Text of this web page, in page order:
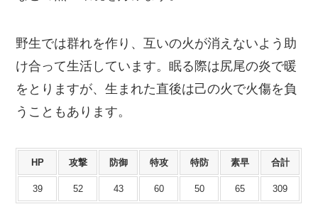
野生では群れを作り、互いの火が消えないよう助
け合って生活しています。眠る際は尻尾の炎で暖
をとりますが、生まれた直後は己の火で火傷を負
うこともあります。
HP 攻撃 防御 特攻 特防 素早 合計
39 52 43 60 50 65 309